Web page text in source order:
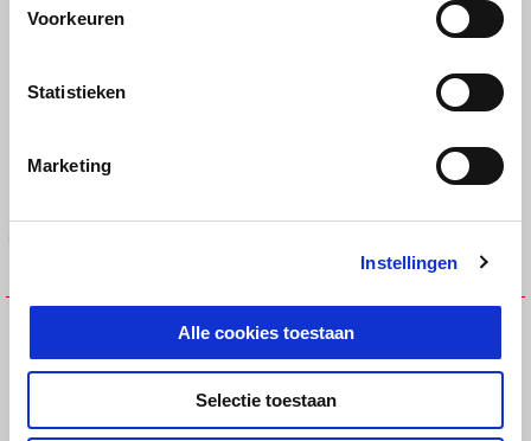
Voorkeuren
Statistieken
Marketing
Instellingen
Alle cookies toestaan
Selectie toestaan
€ 499
MOUNTING HOLES
€ 67